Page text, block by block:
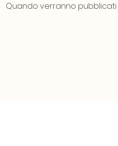
Quando verranno pubblicati